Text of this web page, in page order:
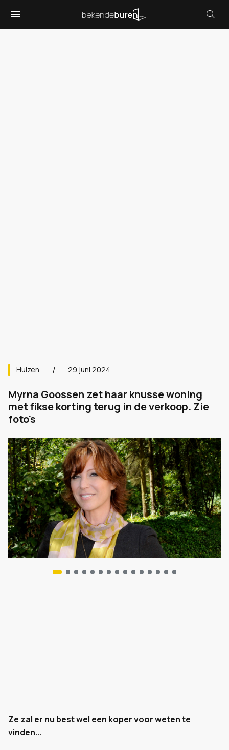
Huizen 29 juni 2024
Myrna Goossen zet haar knusse woning
met fikse korting terug in de verkoop. Zie
foto's
Ze zal er nu best wel een koper voor weten te
vinden...